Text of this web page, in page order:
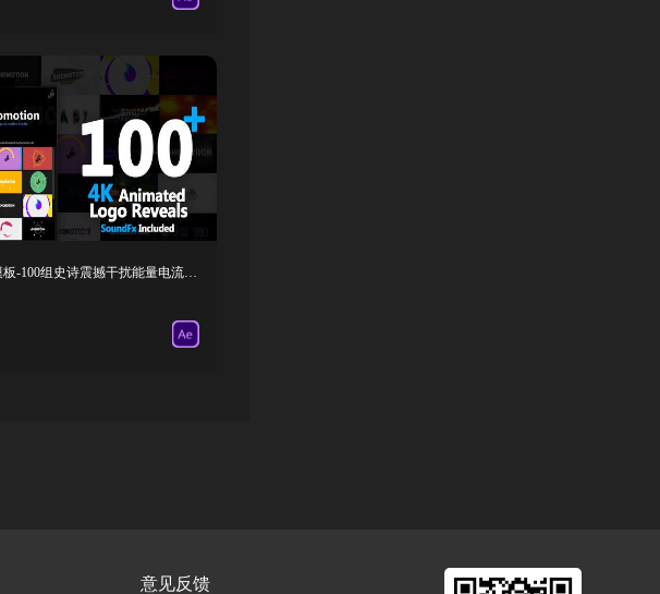
AE脚本+模板-100组史诗震撼干扰能量电流简洁图形LOGO标题片头 Logo Pack
意见反馈